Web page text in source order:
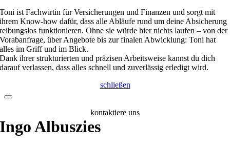
Toni ist Fachwirtin für Versicherungen und Finanzen und sorgt mit
ihrem Know-how dafür, dass alle Abläufe rund um deine Absicherung
reibungslos funktionieren. Ohne sie würde hier nichts laufen – von der
Vorabanfrage, über Angebote bis zur finalen Abwicklung: Toni hat
alles im Griff und im Blick.
Dank ihrer strukturierten und präzisen Arbeitsweise kannst du dich
darauf verlassen, dass alles schnell und zuverlässig erledigt wird.
schließen
kontaktiere uns
Ingo Albuszies